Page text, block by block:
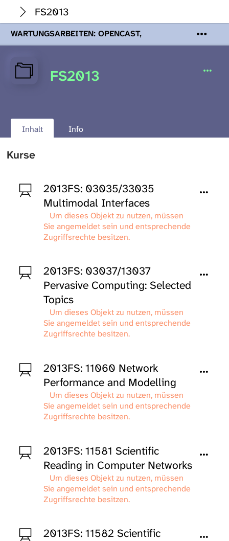
FS2013
WARTUNGSARBEITEN: OPENCAST,
PODCASTS & TOBIRA
Mi 19. August
Wartungsarbeiten an den Opencast-
Servern werden Ihnen Podcasts,
FS2013
Inhalt Info
Kurse
2013FS: 03035/33035
Multimodal Interfaces
Um dieses Objekt zu nutzen, müssen
Sie angemeldet sein und entsprechende
Zugriffsrechte besitzen.
2013FS: 03037/13037
Pervasive Computing: Selected
Topics
Um dieses Objekt zu nutzen, müssen
Sie angemeldet sein und entsprechende
Zugriffsrechte besitzen.
2013FS: 11060 Network
Performance and Modelling
Um dieses Objekt zu nutzen, müssen
Sie angemeldet sein und entsprechende
Zugriffsrechte besitzen.
2013FS: 11581 Scientific
Reading in Computer Networks
Um dieses Objekt zu nutzen, müssen
Sie angemeldet sein und entsprechende
Zugriffsrechte besitzen.
2013FS: 11582 Scientific